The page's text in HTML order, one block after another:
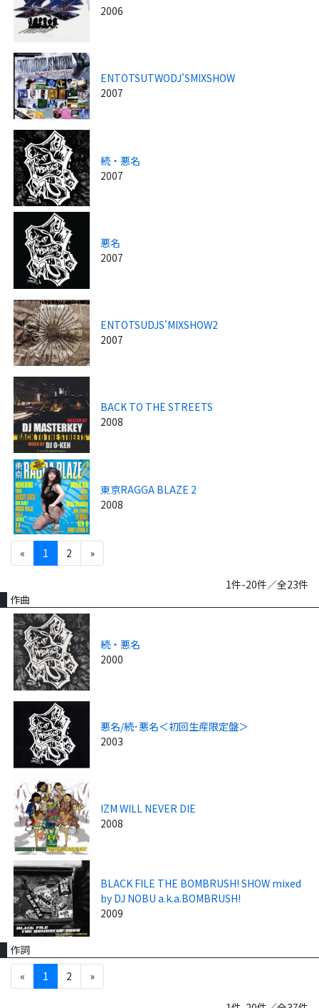
2006
ENTOTSUTWODJ'SMIXSHOW
2007
続・悪名
2007
悪名
2007
ENTOTSUDJS'MIXSHOW2
2007
BACK TO THE STREETS
2008
東京RAGGA BLAZE 2
2008
« 1 2 »
1件-20件／全23件
作曲
続・悪名
2000
悪名/続･悪名＜初回生産限定盤＞
2003
IZM WILL NEVER DIE
2008
BLACK FILE THE BOMBRUSH! SHOW mixed
by DJ NOBU a.k.a.BOMBRUSH!
2009
作詞
«
1 2 »